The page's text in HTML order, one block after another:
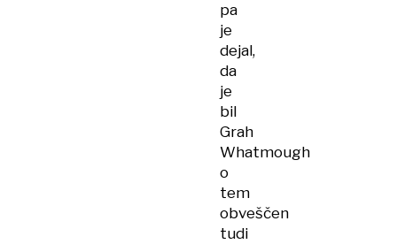
pa
je
dejal,
da
je
bil
Grah
Whatmough
o
tem
obveščen
tudi